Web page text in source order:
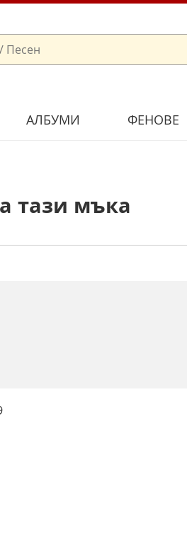
АЛБУМИ ФЕНОВЕ
тази мъка